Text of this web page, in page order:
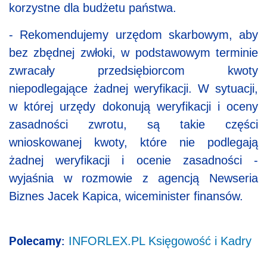
korzystne dla budżetu państwa.
- Rekomendujemy urzędom skarbowym, aby
bez zbędnej zwłoki, w podstawowym terminie
zwracały przedsiębiorcom kwoty
niepodlegające żadnej weryfikacji. W sytuacji,
w której urzędy dokonują weryfikacji i oceny
zasadności zwrotu, są takie części
wnioskowanej kwoty, które nie podlegają
żadnej weryfikacji i ocenie zasadności -
wyjaśnia w rozmowie z agencją Newseria
Biznes Jacek Kapica, wiceminister finansów.
Polecamy: INFORLEX.PL Księgowość i Kadry